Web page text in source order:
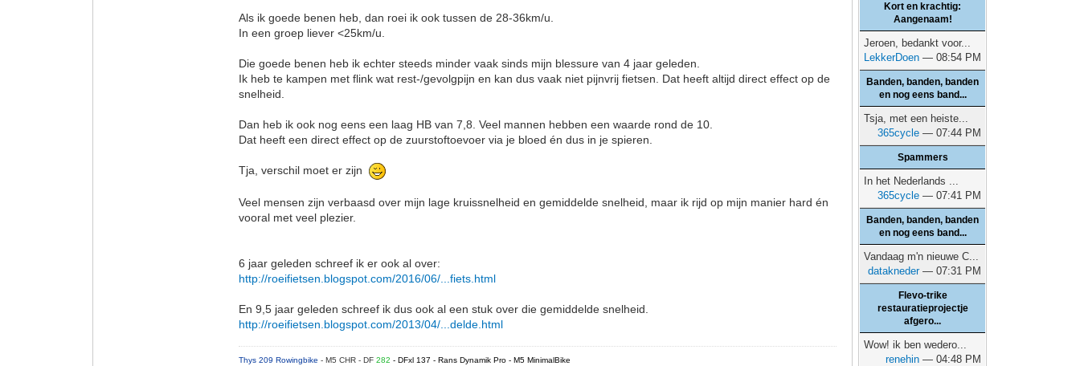
Als ik goede benen heb, dan roei ik ook tussen de 28-36km/u.
In een groep liever <25km/u.
Die goede benen heb ik echter steeds minder vaak sinds mijn blessure van 4 jaar geleden.
Ik heb te kampen met flink wat rest-/gevolgpijn en kan dus vaak niet pijnvrij fietsen. Dat heeft altijd direct effect op de
snelheid.
Dan heb ik ook nog eens een laag HB van 7,8. Veel mannen hebben een waarde rond de 10.
Dat heeft een direct effect op de zuurstoftoevoer via je bloed én dus in je spieren.
Tja, verschil moet er zijn
Veel mensen zijn verbaasd over mijn lage kruissnelheid en gemiddelde snelheid, maar ik rijd op mijn manier hard én
vooral met veel plezier.
6 jaar geleden schreef ik er ook al over:
http://roeifietsen.blogspot.com/2016/06/...fiets.html
En 9,5 jaar geleden schreef ik dus ook al een stuk over die gemiddelde snelheid.
http://roeifietsen.blogspot.com/2013/04/...delde.html
Thys 209 Rowingbike- M5 CHR - DF282- DFxl 137 - Rans Dynamik Pro - M5 MinimalBike
Kort en krachtig:
Aangenaam!
Jeroen, bedankt voor...
LekkerDoen — 08:54 PM
Banden, banden, banden
en nog eens band...
Tsja, met een heiste...
365cycle — 07:44 PM
Spammers
In het Nederlands ...
365cycle — 07:41 PM
Banden, banden, banden
en nog eens band...
Vandaag m'n nieuwe C...
datakneder— 07:31 PM
Flevo-trike
restauratieprojectje
afgero...
Wow! ik ben wedero...
renehin — 04:48 PM